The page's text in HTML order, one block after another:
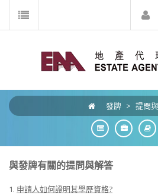
發牌 > 提問
與發牌有關的提問與解答
1. 申請人如何證明其學歷資格?